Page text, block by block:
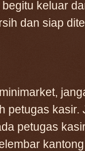
keluar
dan siap
petugas
petugas